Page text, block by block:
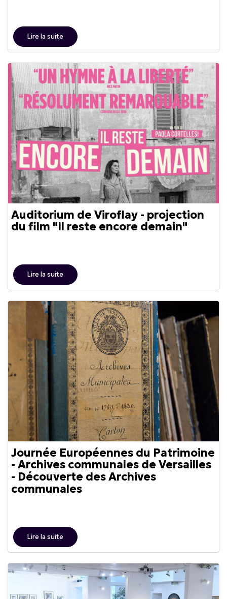
Lire la suite
Auditorium de Viroflay - projection
du film "Il reste encore demain"
Lire la suite
Journée Européennes du Patrimoine
- Archives communales de Versailles
- Découverte des Archives
communales
Lire la suite